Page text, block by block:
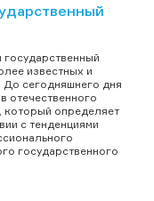
известных и
сегодняшнего дня
отечественного
который определяет
с тенденциями
государственного